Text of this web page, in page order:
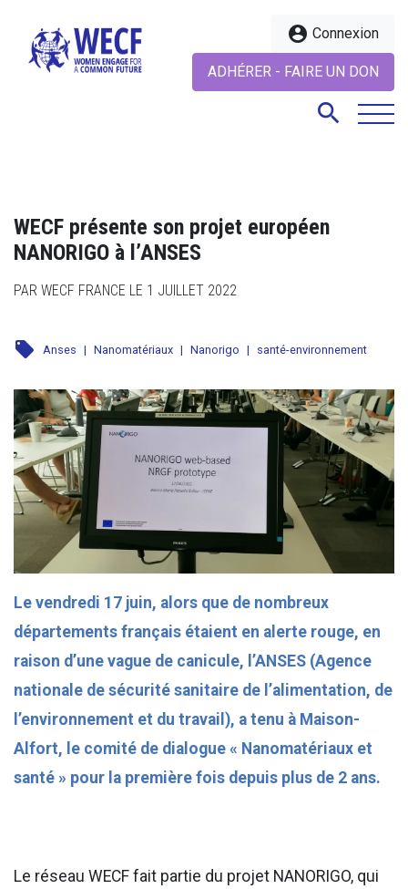
account_circle Connexion
ADHÉRER - FAIRE UN DON
search
WECF présente son projet européen
NANORIGO à l’ANSES
PAR WECF FRANCE LE 1 JUILLET 2022
local_offer Anses | Nanomatériaux | Nanorigo | santé-environnement
Le vendredi 17 juin, alors que de nombreux
départements français étaient en alerte rouge, en
raison d’une vague de canicule, l’ANSES (Agence
nationale de sécurité sanitaire de l’alimentation, de
l’environnement et du travail), a tenu à Maison-
Alfort, le comité de dialogue « Nanomatériaux et
santé » pour la première fois depuis plus de 2 ans.
Le réseau WECF fait partie du projet NANORIGO, qui